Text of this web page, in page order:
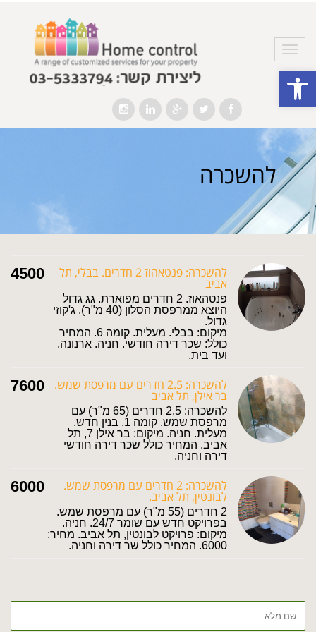
פתח סרגל נגישות
תפריט
Facebook
Twitter
Google+
LinkedIn
Instagram
להשכרה
להשכרה: פנטאהוז 2 חדרים. בבלי, תל
אביב
פנטהאוז. 2 חדרים מפוארת. גג גדול
היוצא ממרפסת הסלון (40 מ"ר). ג'קוזי
גדול.
מיקום: בבלי. מעלית. קומה 6. המחיר
כולל: שכר דירה חודשי. חניה. ארנונה.
ועד בית.
4500
להשכרה: 2.5 חדרים עם מרפסת שמש.
בר אילן, תל אביב
להשכרה: 2.5 חדרים (65 מ"ר) עם
מרפסת שמש. קומה 1. בנין חדש.
מעלית. חניה. מיקום: בר אילן 7, תל
אביב. המחיר כולל שכר דירה חודשי
דירה וחניה.
7600
להשכרה: 2 חדרים עם מרפסת שמש.
לבונטין, תל אביב.
2 חדרים (55 מ"ר) עם מרפסת שמש.
בפרויקט חדש עם שומר 24/7. חניה.
מיקום: פרויקט לבונטין, תל אביב. מחיר:
6000. המחיר כולל שר דירה וחניה.
6000
שם
מלא